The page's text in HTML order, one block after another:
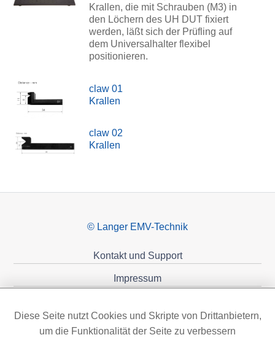
Krallen, die mit Schrauben (M3) in
den Löchern des UH DUT fixiert
werden, läßt sich der Prüfling auf
dem Universalhalter flexibel
positionieren.
claw 01
Krallen
claw 02
Krallen
© Langer EMV-Technik
Kontakt und Support
Impressum
Diese Seite nutzt Cookies und Skripte von Drittanbietern,
um die Funktionalität der Seite zu verbessern